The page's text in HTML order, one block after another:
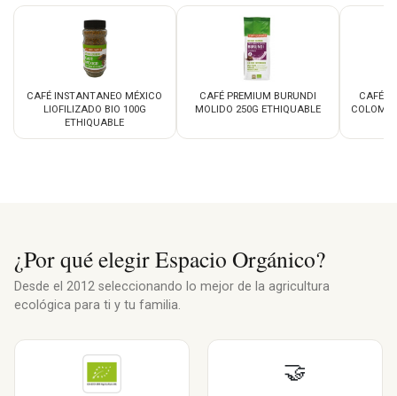
CAFÉ INSTANTANEO MÉXICO
LIOFILIZADO BIO 100G
ETHIQUABLE
CAFÉ PREMIUM BURUNDI
MOLIDO 250G ETHIQUABLE
CAFÉ
¿Por qué elegir Espacio Orgánico?
Desde el 2012 seleccionando lo mejor de la agricultura
ecológica para ti y tu familia.
🤝